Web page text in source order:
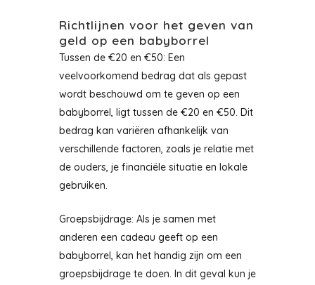
Richtlijnen voor het geven van
geld op een babyborrel
Tussen de €20 en €50: Een
veelvoorkomend bedrag dat als gepast
wordt beschouwd om te geven op een
babyborrel, ligt tussen de €20 en €50. Dit
bedrag kan variëren afhankelijk van
verschillende factoren, zoals je relatie met
de ouders, je financiële situatie en lokale
gebruiken.
Groepsbijdrage: Als je samen met
anderen een cadeau geeft op een
babyborrel, kan het handig zijn om een
groepsbijdrage te doen. In dit geval kun je